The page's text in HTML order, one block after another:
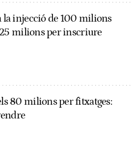
la injecció de 100 milions
milions per inscriure
80 milions per fitxatges: